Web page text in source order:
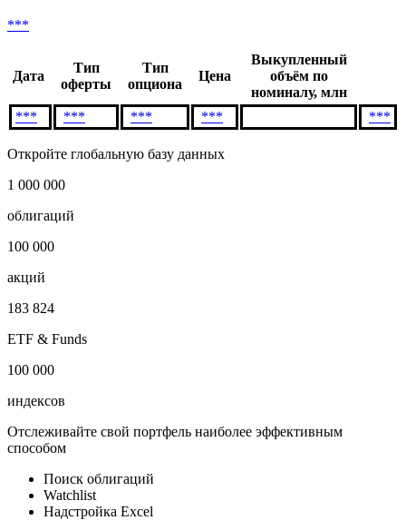
***
Дата
Тип
оферты
Тип
опциона
Цена
Выкупленный
объём по
номиналу, млн
***
*** *** *** ***
Откройте глобальную базу данных
1 000 000
облигаций
100 000
акций
183 824
ETF & Funds
100 000
индексов
Отслеживайте свой портфель наиболее эффективным
способом
Поиск облигаций
Watchlist
Надстройка Excel